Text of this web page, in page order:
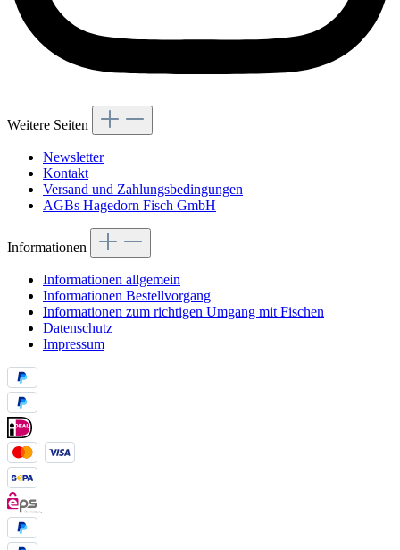
Weitere Seiten
Newsletter
Kontakt
Versand und Zahlungsbedingungen
AGBs Hagedorn Fisch GmbH
Informationen
Informationen allgemein
Informationen Bestellvorgang
Informationen zum richtigen Umgang mit Fischen
Datenschutz
Impressum